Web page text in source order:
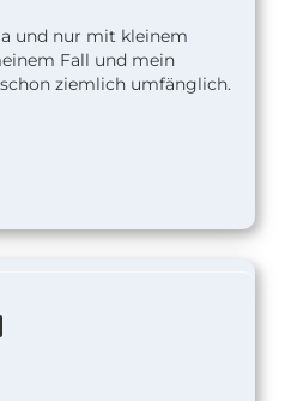
und nur mit kleinem
Fall und mein
ziemlich umfänglich.